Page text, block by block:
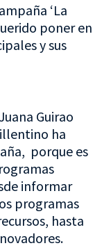
‘La
poner en
y sus
Guirao
ha
porque es
informar
programas
hasta